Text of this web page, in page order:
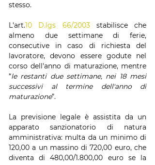
stesso.
L'art.10 D.lgs 66/2003 stabilisce che
almeno due settimane di ferie,
consecutive in caso di richiesta del
lavoratore, devono essere godute nel
corso dell'anno di maturazione, mentre
“le restanti due settimane, nei 18 mesi
successivi al termine dell'anno di
maturazione”.
La previsione legale è assistita da un
apparato sanzionatorio di natura
amministrativa: multa da un minimo di
120,00 a un massino di 720,00 euro, che
diventa di 480,00/1.800,00 euro se la